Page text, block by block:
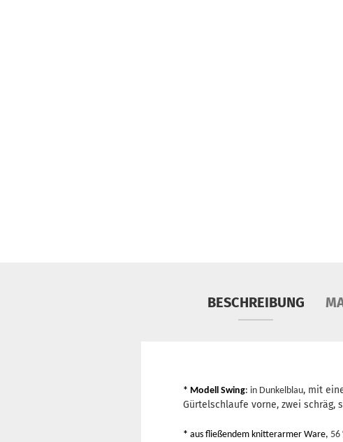
BESCHREIBUNG
* Modell Swing: in Dunkelblau, mit
Gürtelschlaufe vorne, zwei schräg,
* aus fließendem knitterarmer Ware, 56